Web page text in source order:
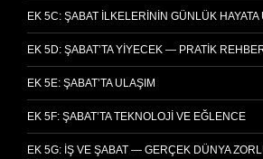
EK 5C: ŞABAT İLKELERININ GÜNLÜK
EK 5D: ŞABAT’TA YIYECEK — PRATIK
EK 5E: ŞABAT’TA ULAŞIM
EK 5F: ŞABAT’TA TEKNOLOJI VE EĞLENCE
EK 5G: İŞ VE ŞABAT — GERÇEK DÜNYA